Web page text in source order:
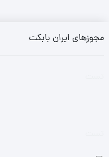
مجوزهای ایران بابکت